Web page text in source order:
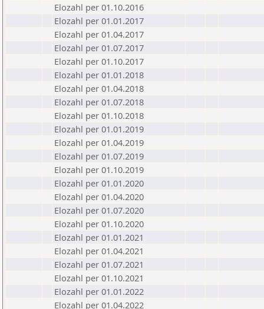
Elozahl per 01.10.2016
Elozahl per 01.01.2017
Elozahl per 01.04.2017
Elozahl per 01.07.2017
Elozahl per 01.10.2017
Elozahl per 01.01.2018
Elozahl per 01.04.2018
Elozahl per 01.07.2018
Elozahl per 01.10.2018
Elozahl per 01.01.2019
Elozahl per 01.04.2019
Elozahl per 01.07.2019
Elozahl per 01.10.2019
Elozahl per 01.01.2020
Elozahl per 01.04.2020
Elozahl per 01.07.2020
Elozahl per 01.10.2020
Elozahl per 01.01.2021
Elozahl per 01.04.2021
Elozahl per 01.07.2021
Elozahl per 01.10.2021
Elozahl per 01.01.2022
Elozahl per 01.04.2022